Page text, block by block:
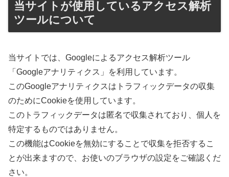
当サイトが使用しているアクセス解析
ツールについて
当サイトでは、Googleによるアクセス解析ツール
「Googleアナリティクス」を利用しています。
このGoogleアナリティクスはトラフィックデータの収集
のためにCookieを使用しています。
このトラフィックデータは匿名で収集されており、個人を
特定するものではありません。
この機能はCookieを無効にすることで収集を拒否するこ
とが出来ますので、お使いのブラウザの設定をご確認くだ
さい。